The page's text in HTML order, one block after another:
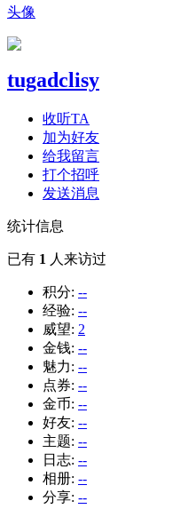
头像
tugadclisy
收听TA
加为好友
给我留言
打个招呼
发送消息
统计信息
已有 1 人来访过
积分: --
经验: --
威望: 2
金钱: --
魅力: --
点券: --
金币: --
好友: --
主题: --
日志: --
相册: --
分享: --